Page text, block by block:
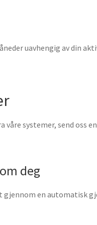
uavhengig av din
systemer, send oss
deg
en automatisk